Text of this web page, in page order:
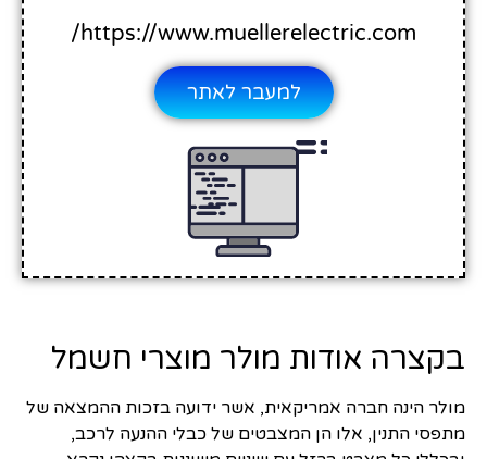
https://www.muellerelectric.com/
למעבר לאתר
בקצרה אודות מולר מוצרי חשמל
מולר הינה חברה אמריקאית, אשר ידועה בזכות ההמצאה של
מתפסי התנין, אלו הן המצבטים של כבלי ההנעה לרכב,